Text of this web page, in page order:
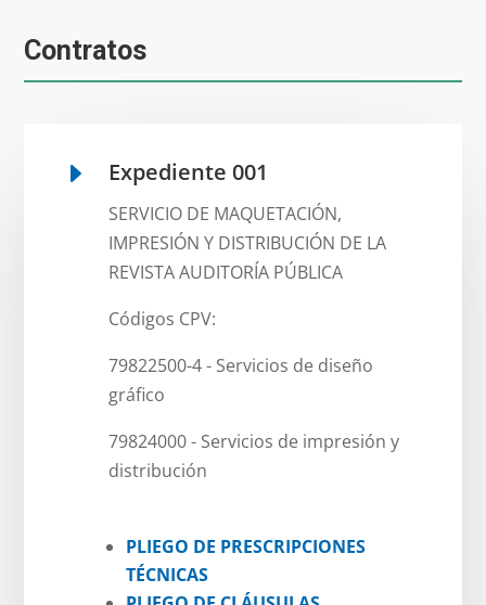
Contratos
E Expediente 001
SERVICIO DE MAQUETACIÓN,
IMPRESIÓN Y DISTRIBUCIÓN DE LA
REVISTA AUDITORÍA PÚBLICA
Códigos CPV:
79822500-4 - Servicios de diseño
gráfico
79824000 - Servicios de impresión y
distribución
PLIEGO DE PRESCRIPCIONES
TÉCNICAS